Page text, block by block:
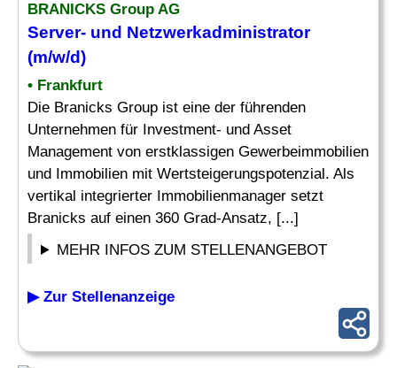
BRANICKS Group AG
Server- und Netzwerkadministrator
(m/w/d)
• Frankfurt
Die Branicks Group ist eine der führenden
Unternehmen für Investment- und Asset
Management von erstklassigen Gewerbeimmobilien
und Immobilien mit Wertsteigerungspotenzial. Als
vertikal integrierter Immobilienmanager setzt
Branicks auf einen 360 Grad-Ansatz, [...]
MEHR INFOS ZUM STELLENANGEBOT
▶ Zur Stellenanzeige